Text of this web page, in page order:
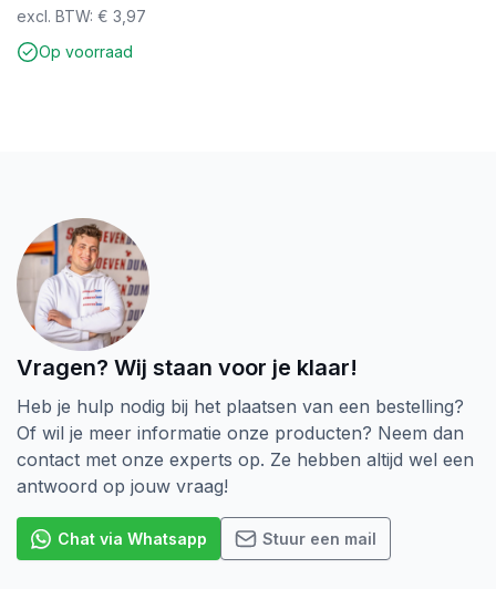
prijs
was:
excl. BTW: € 3,97
Op voorraad
Vragen? Wij staan voor je klaar!
Heb je hulp nodig bij het plaatsen van een bestelling?
Of wil je meer informatie onze producten? Neem dan
contact met onze experts op. Ze hebben altijd wel een
antwoord op jouw vraag!
Chat via Whatsapp Stuur een mail